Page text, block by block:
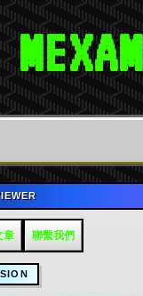
MEXAM
章 聯繫我們